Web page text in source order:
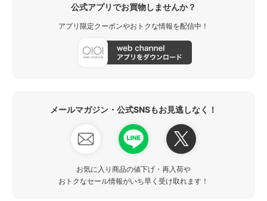
公式アプリでお買物しませんか？
アプリ限定クーポンやおトクな情報を配信中！
メールマガジン・公式SNSもお見逃しなく！
お気に入り商品の値下げ・再入荷や
おトクなセール情報がいち早く受け取れます！